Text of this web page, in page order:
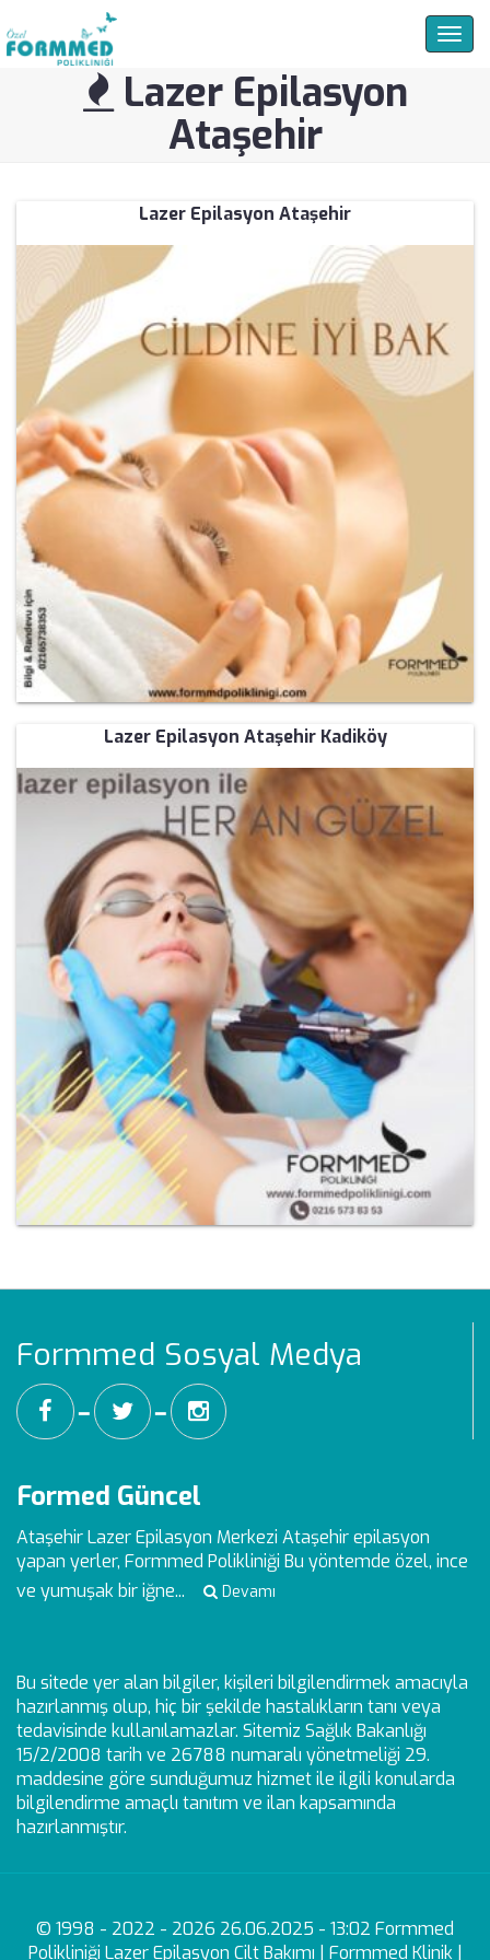
Lazer Epilasyon
Ataşehir
Lazer Epilasyon Ataşehir
Lazer Epilasyon Ataşehir Kadiköy
Formmed Sosyal Medya
━ ━
Formed Güncel
Ataşehir Lazer Epilasyon Merkezi Ataşehir epilasyon
yapan yerler, Formmed Polikliniği Bu yöntemde özel, ince
ve yumuşak bir iğne...
Devamı
Bu sitede yer alan bilgiler, kişileri bilgilendirmek amacıyla
hazırlanmış olup, hiç bir şekilde hastalıkların tanı veya
tedavisinde kullanılamazlar. Sitemiz Sağlık Bakanlığı
15/2/2008 tarih ve 26788 numaralı yönetmeliği 29.
maddesine göre sunduğumuz hizmet ile ilgili konularda
bilgilendirme amaçlı tanıtım ve ilan kapsamında
hazırlanmıştır.
© 1998 - 2022 - 2026 26.06.2025 - 13:02 Formmed
Polikliniği Lazer Epilasyon Cilt Bakımı | Formmed Klinik |